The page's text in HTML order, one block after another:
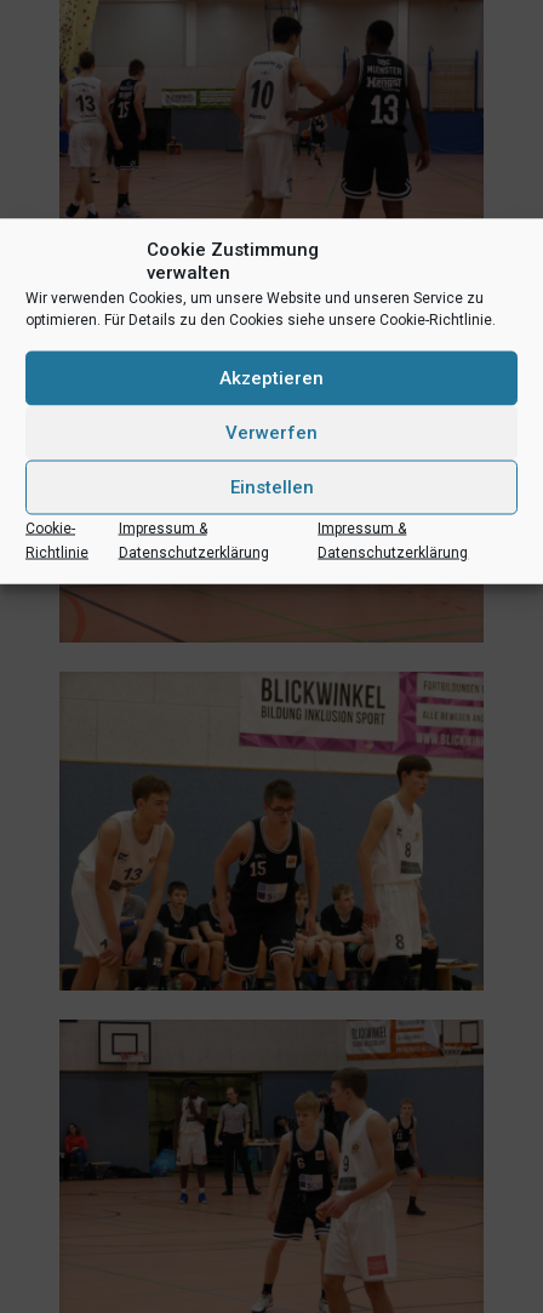
Cookie Zustimmung
verwalten
Wir verwenden Cookies, um unsere Website und unseren Service zu
optimieren. Für Details zu den Cookies siehe unsere Cookie-Richtlinie.
Akzeptieren
Verwerfen
Einstellen
Cookie-
Richtlinie
Impressum &
Datenschutzerklärung
Impressum &
Datenschutzerklärung